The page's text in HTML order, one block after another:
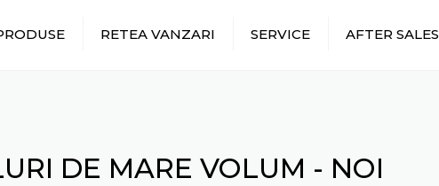
RETEA VANZARI SERVICE AFTER SALES
DE MARE VOLUM - NOI